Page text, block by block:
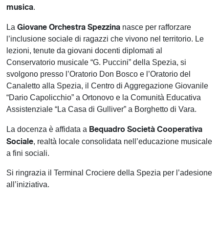
musica.
LaGiovane Orchestra Spezzina nasce per rafforzare
l’inclusione sociale di ragazzi che vivono nel territorio. Le
lezioni, tenute da giovani docenti diplomati al
Conservatorio musicale “G. Puccini” della Spezia, si
svolgono presso l’Oratorio Don Bosco e l’Oratorio del
Canaletto alla Spezia, il Centro di Aggregazione Giovanile
“Dario Capolicchio” a Ortonovo e la Comunità Educativa
Assistenziale “La Casa di Gulliver” a Borghetto di Vara.
La docenza è affidata a Bequadro Società Cooperativa
Sociale, realtà locale consolidata nell’educazione musicale
a fini sociali.
Si ringrazia il Terminal Crociere della Spezia per l’adesione
all’iniziativa.